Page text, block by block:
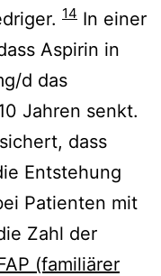
14 In einer
Aspirin in
d das
Jahren senkt.
dass
Entstehung
Patienten mit
Zahl der
(familiärer